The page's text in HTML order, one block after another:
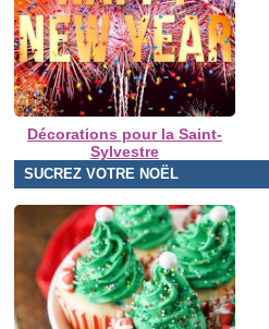
Décorations pour la Saint-
Sylvestre
SUCREZ VOTRE NOËL